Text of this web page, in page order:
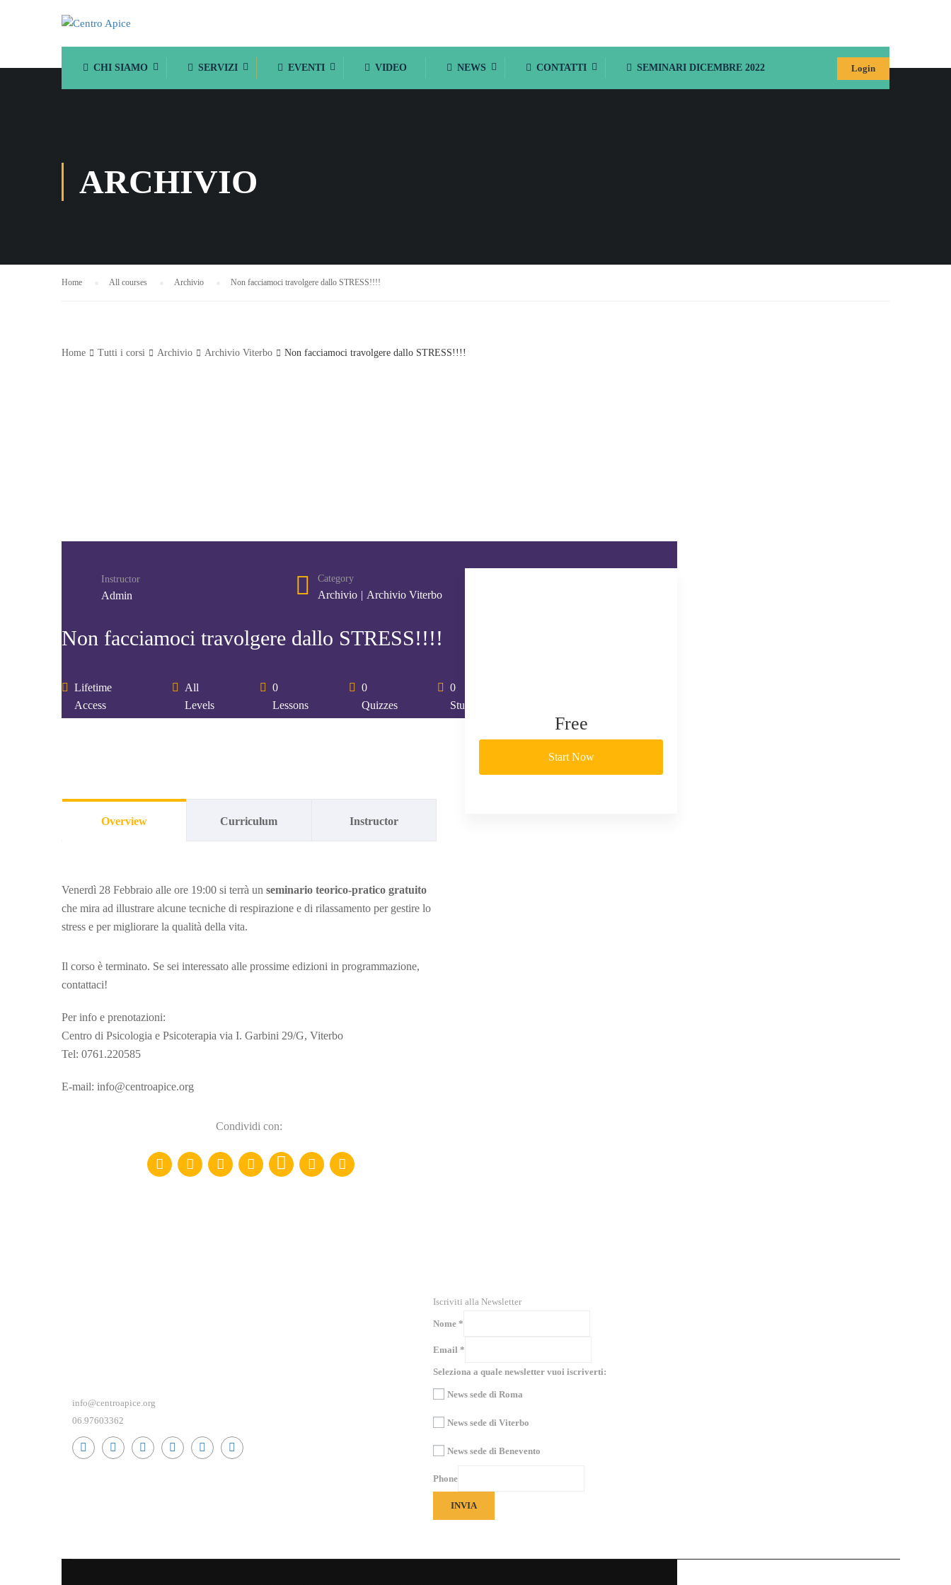
CHI SIAMO SERVIZI EVENTI VIDEO NEWS CONTATTI SEMINARI DICEMBRE 2022 Login
ARCHIVIO
Home All courses Archivio Non facciamoci travolgere dallo STRESS!!!!
Home Tutti i corsi Archivio Archivio Viterbo Non facciamoci travolgere dallo STRESS!!!!
Instructor
Admin
Category
Archivio | Archivio Viterbo
Non facciamoci travolgere dallo STRESS!!!!
Lifetime
Access
All
Levels
0
Lessons
0
Quizzes
0
Students
Overview Curriculum Instructor
Venerdì 28 Febbraio alle ore 19:00 si terrà un seminario teorico-pratico gratuito
che mira ad illustrare alcune tecniche di respirazione e di rilassamento per gestire lo
stress e per migliorare la qualità della vita.
Il corso è terminato. Se sei interessato alle prossime edizioni in programmazione,
contattaci!
Per info e prenotazioni:
Centro di Psicologia e Psicoterapia via I. Garbini 29/G, Viterbo
Tel: 0761.220585
E-mail: info@centroapice.org
Condividi con:
Free
Start Now
info@centroapice.org
06.97603362
Iscriviti alla Newsletter
Nome *
Email *
Seleziona a quale newsletter vuoi iscriverti:
News sede di Roma
News sede di Viterbo
News sede di Benevento
Phone
INVIA